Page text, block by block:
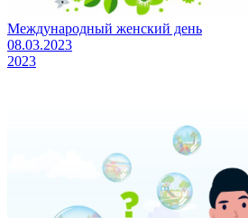
Международный женский день
08.03.2023
2023